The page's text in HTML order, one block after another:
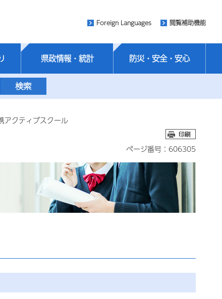
Foreign Languages 閲覧補助機能
県政情報・統計 防災・安全・安心
アクティブスクール
ページ番号：606305